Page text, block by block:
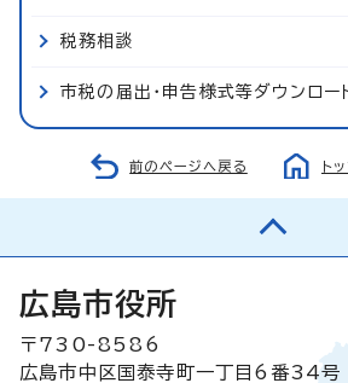
税務相談
市税の届出・申告様式等ダウンロー
前のページへ戻る ト
広島市役所
〒730-8586
広島市中区国泰寺町一丁目6番34号